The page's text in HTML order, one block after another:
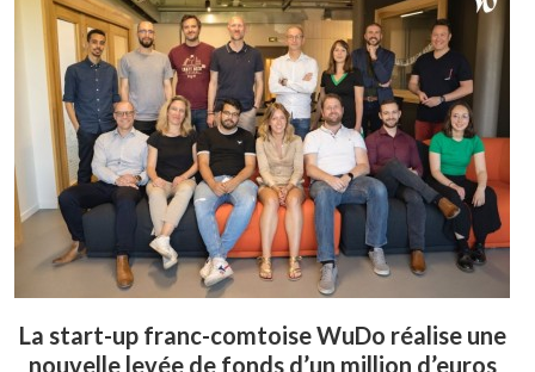
La start-up franc-comtoise WuDo réalise une
nouvelle levée de fonds d’un million d’euros